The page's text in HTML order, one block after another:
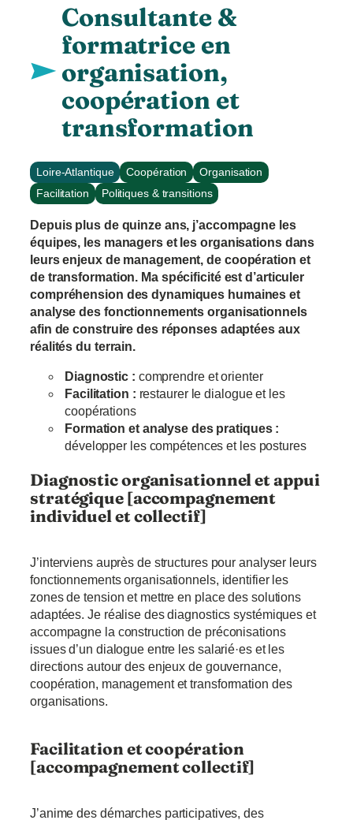
Consultante &
formatrice en
organisation,
coopération et
transformation
Loire-Atlantique Coopération
Organisation
Facilitation
Politiques & transitions
Depuis plus de quinze ans, j’accompagne les
équipes, les managers et les organisations dans
leurs enjeux de management, de coopération et
de transformation. Ma spécificité est d’articuler
compréhension des dynamiques humaines et
analyse des fonctionnements organisationnels
afin de construire des réponses adaptées aux
réalités du terrain.
Diagnostic : comprendre et orienter
Facilitation : restaurer le dialogue et les
coopérations
Formation et analyse des pratiques :
développer les compétences et les postures
Diagnostic organisationnel et appui
stratégique [accompagnement
individuel et collectif]
J’interviens auprès de structures pour analyser leurs
fonctionnements organisationnels, identifier les
zones de tension et mettre en place des solutions
adaptées. Je réalise des diagnostics systémiques et
accompagne la construction de préconisations
issues d’un dialogue entre les salarié·es et les
directions autour des enjeux de gouvernance,
coopération, management et transformation des
organisations.
Facilitation et coopération
[accompagnement collectif]
J’anime des démarches participatives, des